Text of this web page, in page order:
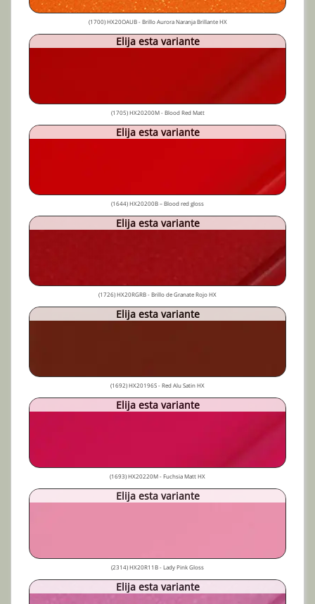
(1700) HX20OAUB - Brillo Aurora Naranja Brillante HX
Elija esta variante
(1705) HX20200M - Blood Red Matt
Elija esta variante
(1644) HX20200B – Blood red gloss
Elija esta variante
(1726) HX20RGRB - Brillo de Granate Rojo HX
Elija esta variante
(1692) HX20196S - Red Alu Satin HX
Elija esta variante
(1693) HX20220M - Fuchsia Matt HX
Elija esta variante
(2314) HX20R11B - Lady Pink Gloss
Elija esta variante